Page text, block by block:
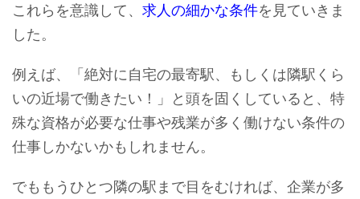
これらを意識して、 求人の細かな条件を見ていきま
した。
例えば、「絶対に自宅の最寄駅、もしくは隣駅くら
いの近場で働きたい！」と頭を固くしていると、特
殊な資格が必要な仕事や残業が多く働けない条件の
仕事しかないかもしれません。
でももうひとつ隣の駅まで目をむければ、企業が多